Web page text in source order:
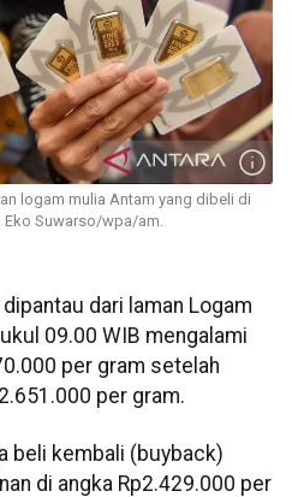
logam mulia Antam yang dibeli di
Eko Suwarso/wpa/am.
dari laman Logam
09.00 WIB mengalami
per gram setelah
per gram.
beli kembali (buyback)
di angka Rp2.429.000 per